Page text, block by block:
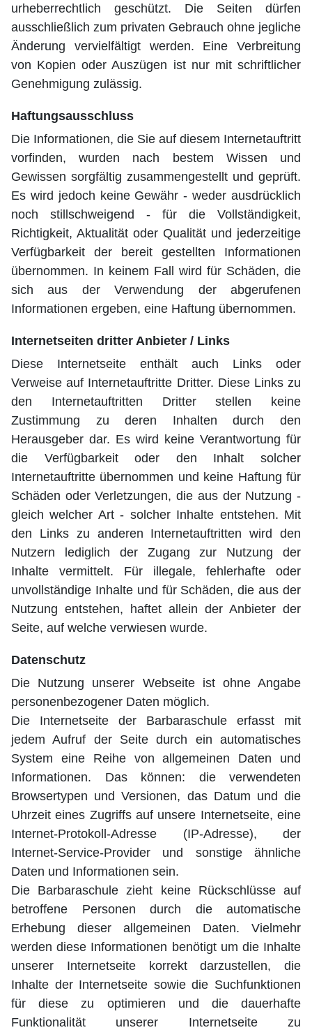
urheberrechtlich geschützt. Die Seiten dürfen
ausschließlich zum privaten Gebrauch ohne jegliche
Änderung vervielfältigt werden. Eine Verbreitung
von Kopien oder Auszügen ist nur mit schriftlicher
Genehmigung zulässig.
Haftungsausschluss
Die Informationen, die Sie auf diesem Internetauftritt
vorfinden, wurden nach bestem Wissen und
Gewissen sorgfältig zusammengestellt und geprüft.
Es wird jedoch keine Gewähr - weder ausdrücklich
noch stillschweigend - für die Vollständigkeit,
Richtigkeit, Aktualität oder Qualität und jederzeitige
Verfügbarkeit der bereit gestellten Informationen
übernommen. In keinem Fall wird für Schäden, die
sich aus der Verwendung der abgerufenen
Informationen ergeben, eine Haftung übernommen.
Internetseiten dritter Anbieter / Links
Diese Internetseite enthält auch Links oder
Verweise auf Internetauftritte Dritter. Diese Links zu
den Internetauftritten Dritter stellen keine
Zustimmung zu deren Inhalten durch den
Herausgeber dar. Es wird keine Verantwortung für
die Verfügbarkeit oder den Inhalt solcher
Internetauftritte übernommen und keine Haftung für
Schäden oder Verletzungen, die aus der Nutzung -
gleich welcher Art - solcher Inhalte entstehen. Mit
den Links zu anderen Internetauftritten wird den
Nutzern lediglich der Zugang zur Nutzung der
Inhalte vermittelt. Für illegale, fehlerhafte oder
unvollständige Inhalte und für Schäden, die aus der
Nutzung entstehen, haftet allein der Anbieter der
Seite, auf welche verwiesen wurde.
Datenschutz
Die Nutzung unserer Webseite ist ohne Angabe
personenbezogener Daten möglich.
Die Internetseite der Barbaraschule erfasst mit
jedem Aufruf der Seite durch ein automatisches
System eine Reihe von allgemeinen Daten und
Informationen. Das können: die verwendeten
Browsertypen und Versionen, das Datum und die
Uhrzeit eines Zugriffs auf unsere Internetseite, eine
Internet-Protokoll-Adresse (IP-Adresse), der
Internet-Service-Provider und sonstige ähnliche
Daten und Informationen sein.
Die Barbaraschule zieht keine Rückschlüsse auf
betroffene Personen durch die automatische
Erhebung dieser allgemeinen Daten. Vielmehr
werden diese Informationen benötigt um die Inhalte
unserer Internetseite korrekt darzustellen, die
Inhalte der Internetseite sowie die Suchfunktionen
für diese zu optimieren und die dauerhafte
Funktionalität unserer Internetseite zu